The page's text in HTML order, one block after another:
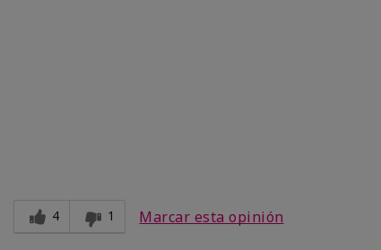
4 1 Marcar esta opinión